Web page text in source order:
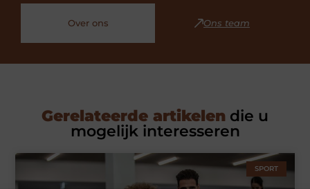
Over ons Ons team
Gerelateerde artikelen die u
mogelijk interesseren
SPORT